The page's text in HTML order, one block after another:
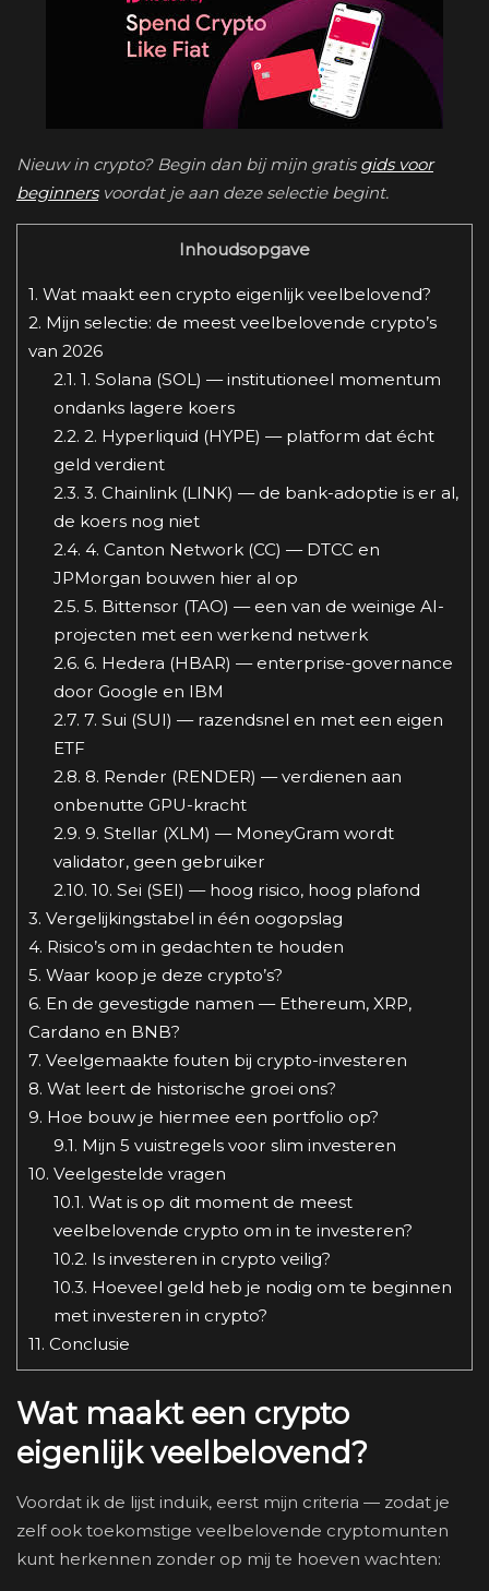
Nieuw in crypto? Begin dan bij mijn gratis gids voor
beginnersvoordat je aan deze selectie begint.
Inhoudsopgave
1. Wat maakt een crypto eigenlijk veelbelovend?
2. Mijn selectie: de meest veelbelovende crypto’s
van 2026
2.1. 1. Solana (SOL) — institutioneel momentum
ondanks lagere koers
2.2. 2. Hyperliquid (HYPE) — platform dat écht
geld verdient
2.3. 3. Chainlink (LINK) — de bank-adoptie is er al,
de koers nog niet
2.4. 4. Canton Network (CC) — DTCC en
JPMorgan bouwen hier al op
2.5. 5. Bittensor (TAO) — een van de weinige AI-
projecten met een werkend netwerk
2.6. 6. Hedera (HBAR) — enterprise-governance
door Google en IBM
2.7. 7. Sui (SUI) — razendsnel en met een eigen
ETF
2.8. 8. Render (RENDER) — verdienen aan
onbenutte GPU-kracht
2.9. 9. Stellar (XLM) — MoneyGram wordt
validator, geen gebruiker
2.10. 10. Sei (SEI) — hoog risico, hoog plafond
3. Vergelijkingstabel in één oogopslag
4. Risico’s om in gedachten te houden
5. Waar koop je deze crypto’s?
6. En de gevestigde namen — Ethereum, XRP,
Cardano en BNB?
7. Veelgemaakte fouten bij crypto-investeren
8. Wat leert de historische groei ons?
9. Hoe bouw je hiermee een portfolio op?
9.1. Mijn 5 vuistregels voor slim investeren
10. Veelgestelde vragen
10.1. Wat is op dit moment de meest
veelbelovende crypto om in te investeren?
10.2. Is investeren in crypto veilig?
10.3. Hoeveel geld heb je nodig om te beginnen
met investeren in crypto?
11. Conclusie
Wat maakt een crypto
eigenlijk veelbelovend?
Voordat ik de lijst induik, eerst mijn criteria — zodat je
zelf ook toekomstige veelbelovende cryptomunten
kunt herkennen zonder op mij te hoeven wachten: